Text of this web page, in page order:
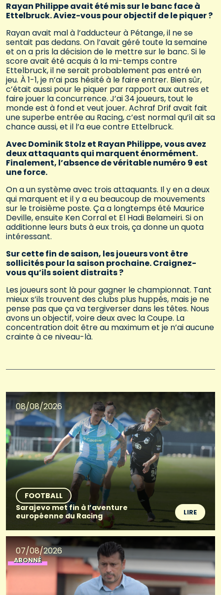
Rayan Philippe avait été mis sur le banc face à
Ettelbruck. Aviez-vous pour objectif de le piquer ?
Rayan avait mal à l’adducteur à Pétange, il ne se
sentait pas dedans. On l’avait géré toute la semaine
et on a pris la décision de le mettre sur le banc. Si le
score avait été acquis à la mi-temps contre
Ettelbruck, il ne serait probablement pas entré en
jeu. À 1-1, je n’ai pas hésité à le faire entrer. Bien sûr,
c’était aussi pour le piquer par rapport aux autres et
faire jouer la concurrence. J’ai 34 joueurs, tout le
monde est à fond et veut jouer. Achraf Drif avait fait
une superbe entrée au Racing, c’est normal qu’il ait sa
chance aussi, et il l’a eue contre Ettelbruck.
Avec Dominik Stolz et Rayan Philippe, vous avez
deux attaquants qui marquent énormément.
Finalement, l’absence de véritable numéro 9 est
une force.
On a un système avec trois attaquants. Il y en a deux
qui marquent et il y a eu beaucoup de mouvements
sur le troisième poste. Ça a longtemps été Maurice
Deville, ensuite Ken Corral et El Hadi Belameiri. Si on
additionne leurs buts à eux trois, ça donne un quota
intéressant.
Sur cette fin de saison, les joueurs vont être
sollicités pour la saison prochaine. Craignez-
vous qu’ils soient distraits ?
Les joueurs sont là pour gagner le championnat. Tant
mieux s’ils trouvent des clubs plus huppés, mais je ne
pense pas que ça va tergiverser dans les têtes. Nous
avons un objectif, voire deux avec la Coupe. La
concentration doit être au maximum et je n’ai aucune
crainte à ce niveau-là.
08/08/2026
FOOTBALL
Sarajevo met fin à l’aventure
européenne du Racing
LIRE
07/08/2026
ABONNÉ